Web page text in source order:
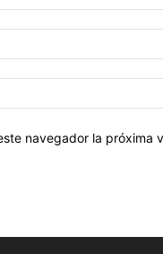
navegador la próxima